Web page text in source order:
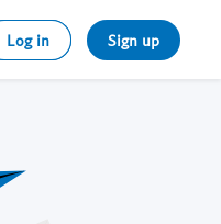
Log in Sign up